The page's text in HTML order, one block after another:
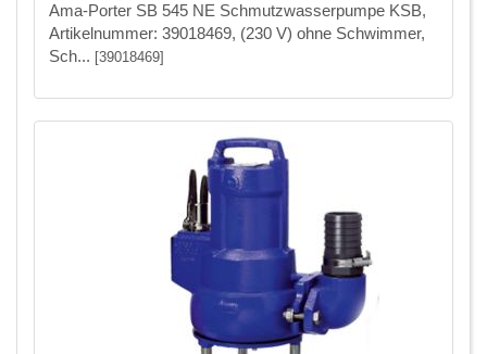
Ama-Porter SB 545 NE Schmutzwasserpumpe KSB,
Artikelnummer: 39018469, (230 V) ohne Schwimmer,
Sch... [39018469]